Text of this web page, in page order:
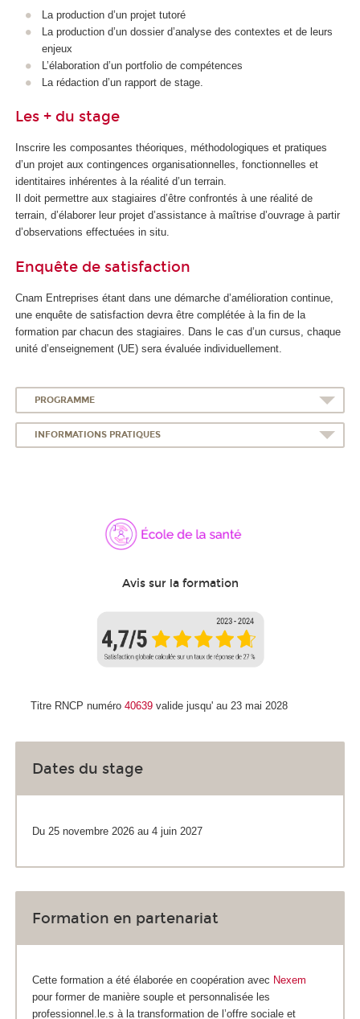
La production d’un projet tutoré
La production d’un dossier d’analyse des contextes et de leurs
enjeux
L’élaboration d’un portfolio de compétences
La rédaction d’un rapport de stage.
Les + du stage
Inscrire les composantes théoriques, méthodologiques et pratiques
d’un projet aux contingences organisationnelles, fonctionnelles et
identitaires inhérentes à la réalité d’un terrain.
Il doit permettre aux stagiaires d’être confrontés à une réalité de
terrain, d’élaborer leur projet d’assistance à maîtrise d’ouvrage à partir
d’observations effectuées in situ.
Enquête de satisfaction
Cnam Entreprises étant dans une démarche d’amélioration continue,
une enquête de satisfaction devra être complétée à la fin de la
formation par chacun des stagiaires. Dans le cas d’un cursus, chaque
unité d’enseignement (UE) sera évaluée individuellement.
PROGRAMME
INFORMATIONS PRATIQUES
Avis sur la formation
Titre RNCP numéro 40639 valide jusqu' au 23 mai 2028
Dates du stage
Du 25 novembre 2026 au 4 juin 2027
Formation en partenariat
Cette formation a été élaborée en coopération avec Nexem
pour former de manière souple et personnalisée les
professionnel.le.s à la transformation de l’offre sociale et